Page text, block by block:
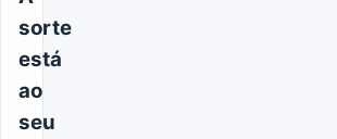
sorte
está
ao
seu